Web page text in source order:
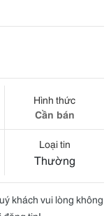
Hình thức
Cần bán
Loại tin
Thường
khách vui lòng không